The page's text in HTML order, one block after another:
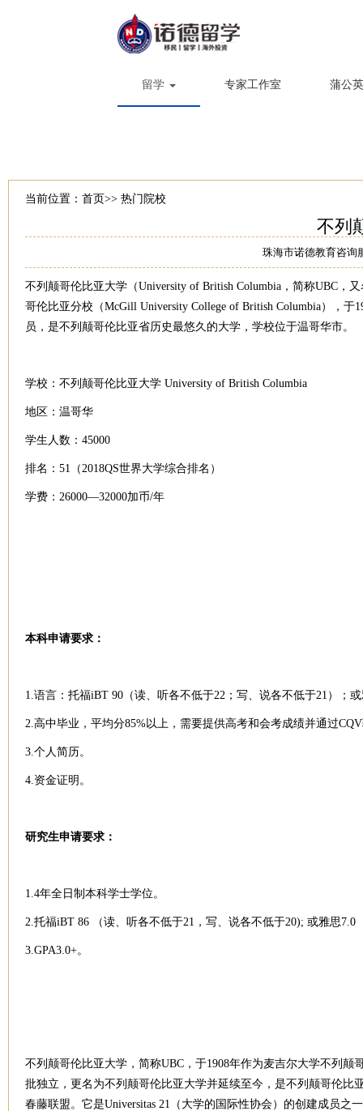
留学 专家工作室 蒲公
当前位置： 首页>> 热门院校
不列
珠海市诺德教育咨询
不列颠哥伦比亚大学（University of British Columbia，简称UBC，
哥伦比亚分校（McGill University College of British Columbia），
员，是不列颠哥伦比亚省历史最悠久的大学，学校位于温哥华市。
学校：不列颠哥伦比亚大学 University of British Columbia
地区：温哥华
学生 人数：45000
排名：51（2018QS世界大学综合排名）
学费：26000—32000加币/年
本科申请要求：
1.语言：托福iBT 90（读、听各不低于22；写、说各不低于21）；
2.高中毕业，平均分85%以上，需要提供高考和会考成绩并通过CQV
3.个人简历。
4.资金证明。
研究生申请要求：
1.4年全日制本科学士学位。
2.托福iBT 86 （读、听各不低于21，写、说各不低于20); 或雅思
3.GPA3.0+。
不列颠哥伦比亚大学，简称UBC，于1908年作为麦吉尔大学不列颠
批独立，更名为不列颠哥伦比亚大学并延续至今，是不列颠哥伦比
春藤联盟。它是Universitas 21（大学的国际性协会）的创建成员